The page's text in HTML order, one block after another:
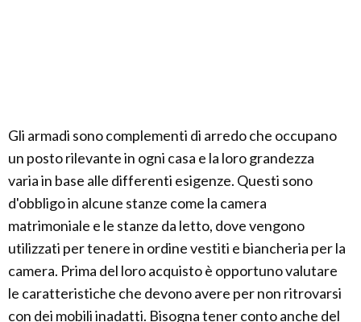
Gli armadi sono complementi di arredo che occupano
un posto rilevante in ogni casa e la loro grandezza
varia in base alle differenti esigenze. Questi sono
d'obbligo in alcune stanze come la camera
matrimoniale e le stanze da letto, dove vengono
utilizzati per tenere in ordine vestiti e biancheria per la
camera. Prima del loro acquisto è opportuno valutare
le caratteristiche che devono avere per non ritrovarsi
con dei mobili inadatti. Bisogna tener conto anche del